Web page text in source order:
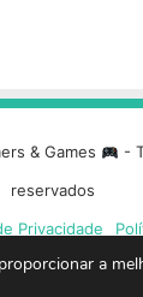
& Games
-
reservados
Privacidade
a